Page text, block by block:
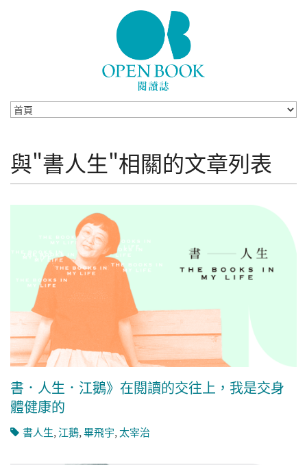
與"書人生"相關的文章列表
書．人生．江鵝》在閱讀的交往上，我是交身
體健康的
書人生,江鵝,畢飛宇,太宰治